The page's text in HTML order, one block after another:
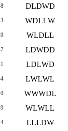
DLDWD
WDLLW
WLDLL
LDWDD
LDLWD
LWLWL
WWWDL
WLWLL
LLLDW